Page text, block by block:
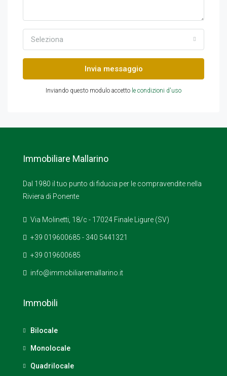
Seleziona
Invia messaggio
Inviando questo modulo accetto le condizioni d'uso
Immobiliare Mallarino
Dal 1980 il tuo punto di fiducia per le compravendite nella
Riviera di Ponente
Via Molinetti, 18/c - 17024 Finale Ligure (SV)
+39 019600685 - 340 5441321
+39 019600685
info@immobiliaremallarino.it
Immobili
Bilocale
Monolocale
Quadrilocale